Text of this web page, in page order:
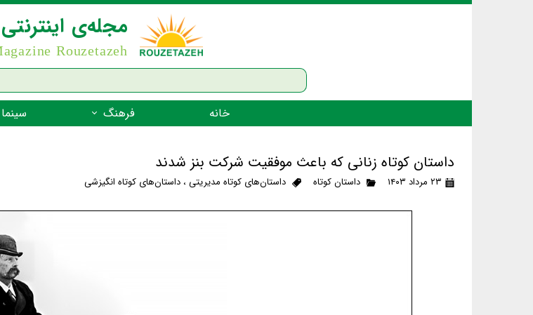
مجله‌ی
Rouzetazeh
خانه فرهنگ سینما
داستان کوتاه زنانی که باعث موفقیت شرکت بنز شدند
۲۳ مرداد ۱۴۰۳ داستان کوتاه داستان‌های کوتاه مدیریتی، داستان‌های کوتاه انگیزشی